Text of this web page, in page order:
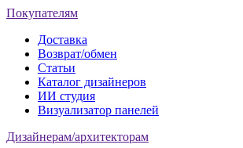
Покупателям
Доставка
Возврат/обмен
Статьи
Каталог дизайнеров
ИИ студия
Визуализатор панелей
Дизайнерам/архитекторам